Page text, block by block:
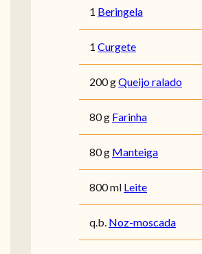
1 Beringela
1 Curgete
200 gQueijo ralado
80 g Farinha
80 g Manteiga
800 ml Leite
q.b. Noz-moscada